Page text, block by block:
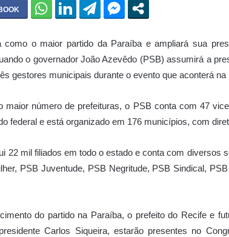
o maior partido da Paraíba e ampliará sua
o governador João Azevêdo (PSB) assumirá a
gestores municipais durante o evento que aconterá
maior número de prefeituras, o PSB conta com 47
federal e está organizado em 176 municípios, com
22 mil filiados em todo o estado e conta com diversos
PSB Juventude, PSB Negritude, PSB Sindical,
do partido na Paraíba, o prefeito do Recife e
Carlos Siqueira, estarão presentes no